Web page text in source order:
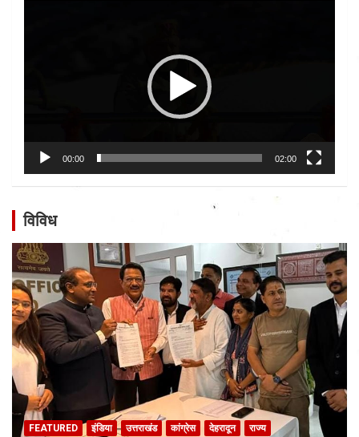
00:00 02:00
विविध
FEATURED इंडिया उत्तराखंड कांग्रेस देहरादून राज्य